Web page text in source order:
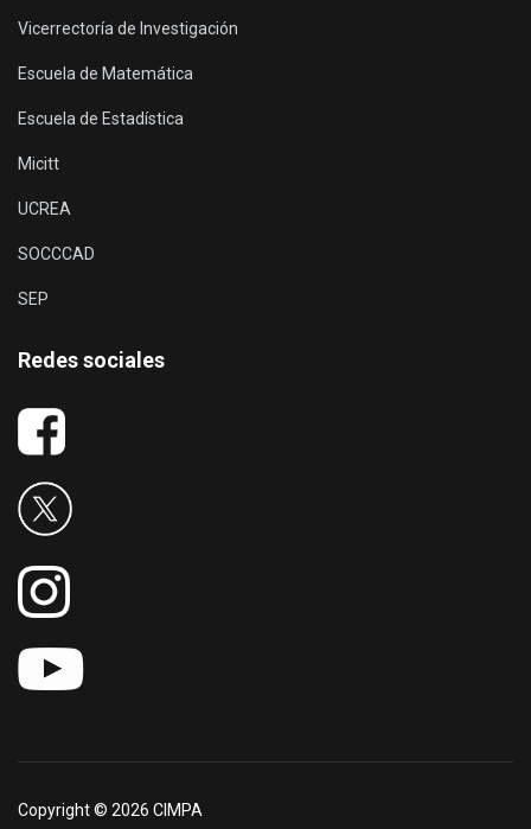
Vicerrectoría de Investigación
Escuela de Matemática
Escuela de Estadística
Micitt
UCREA
SOCCCAD
SEP
Redes sociales
Copyright © 2026 CIMPA